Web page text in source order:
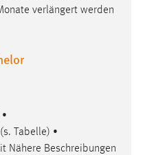
verlängert werden
Tabelle) •
Nähere Beschreibungen